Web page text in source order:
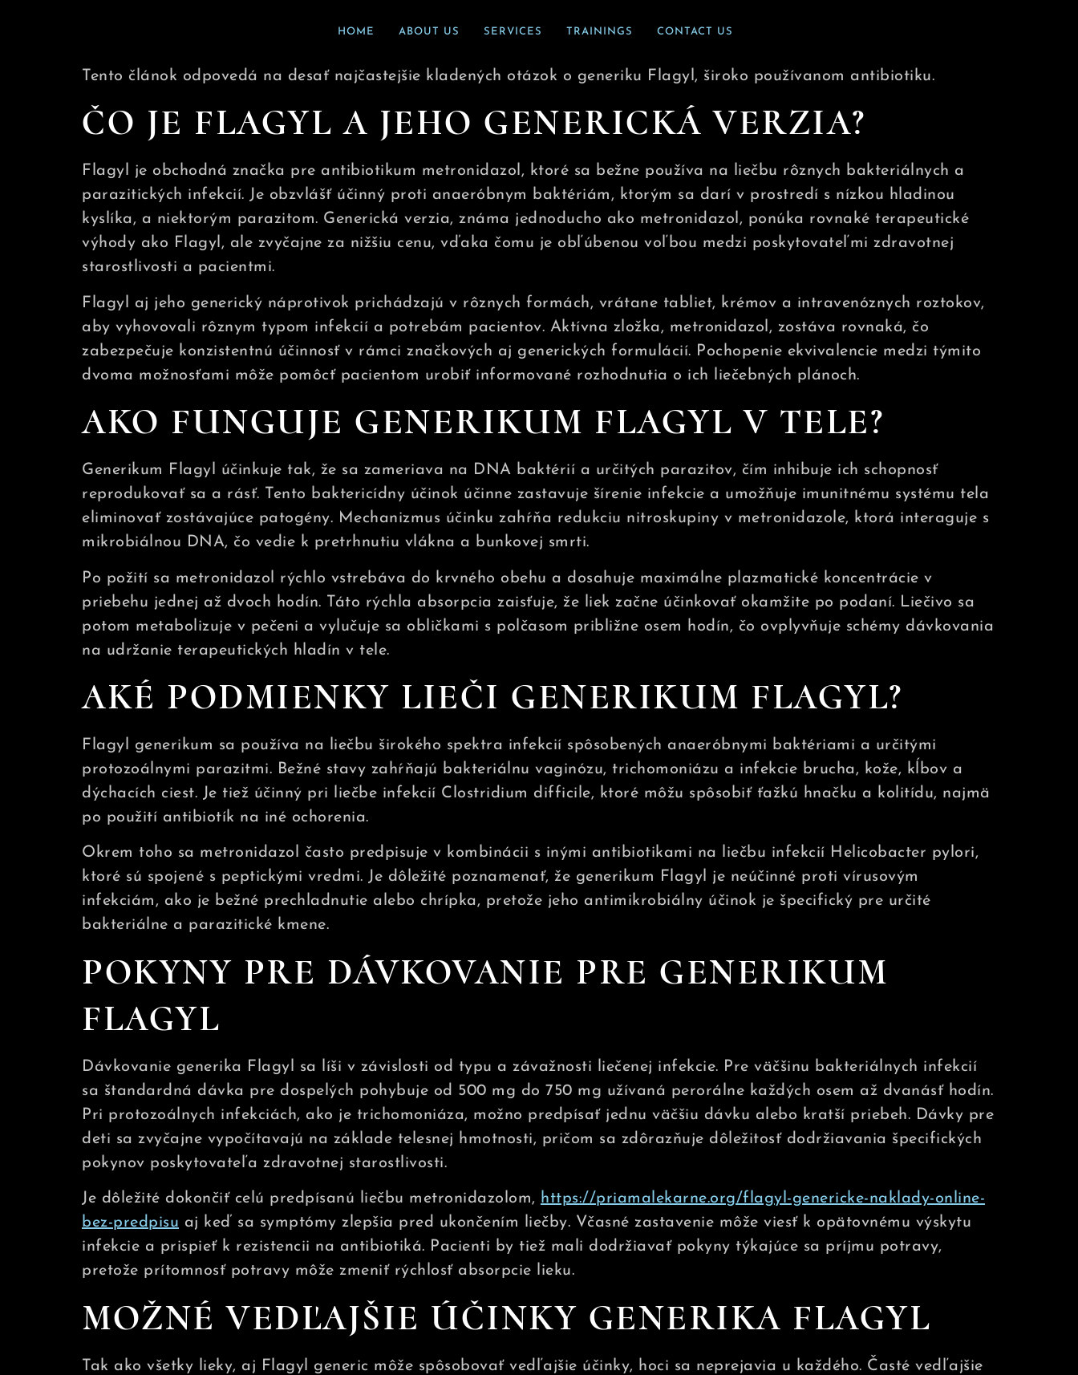
HOME ABOUT US SERVICES TRAININGS CONTACT US
Tento článok odpovedá na desať najčastejšie kladených otázok o generiku Flagyl, široko používanom antibiotiku.
ČO JE FLAGYL A JEHO GENERICKÁ VERZIA?
Flagyl je obchodná značka pre antibiotikum metronidazol, ktoré sa bežne používa na liečbu rôznych bakteriálnych a
parazitických infekcií. Je obzvlášť účinný proti anaeróbnym baktériám, ktorým sa darí v prostredí s nízkou hladinou
kyslíka, a niektorým parazitom. Generická verzia, známa jednoducho ako metronidazol, ponúka rovnaké terapeutické
výhody ako Flagyl, ale zvyčajne za nižšiu cenu, vďaka čomu je obľúbenou voľbou medzi poskytovateľmi zdravotnej
starostlivosti a pacientmi.
Flagyl aj jeho generický náprotivok prichádzajú v rôznych formách, vrátane tabliet, krémov a intravenóznych roztokov,
aby vyhovovali rôznym typom infekcií a potrebám pacientov. Aktívna zložka, metronidazol, zostáva rovnaká, čo
zabezpečuje konzistentnú účinnosť v rámci značkových aj generických formulácií. Pochopenie ekvivalencie medzi týmito
dvoma možnosťami môže pomôcť pacientom urobiť informované rozhodnutia o ich liečebných plánoch.
AKO FUNGUJE GENERIKUM FLAGYL V TELE?
Generikum Flagyl účinkuje tak, že sa zameriava na DNA baktérií a určitých parazitov, čím inhibuje ich schopnosť
reprodukovať sa a rásť. Tento baktericídny účinok účinne zastavuje šírenie infekcie a umožňuje imunitnému systému tela
eliminovať zostávajúce patogény. Mechanizmus účinku zahŕňa redukciu nitroskupiny v metronidazole, ktorá interaguje s
mikrobiálnou DNA, čo vedie k pretrhnutiu vlákna a bunkovej smrti.
Po požití sa metronidazol rýchlo vstrebáva do krvného obehu a dosahuje maximálne plazmatické koncentrácie v
priebehu jednej až dvoch hodín. Táto rýchla absorpcia zaisťuje, že liek začne účinkovať okamžite po podaní. Liečivo sa
potom metabolizuje v pečeni a vylučuje sa obličkami s polčasom približne osem hodín, čo ovplyvňuje schémy dávkovania
na udržanie terapeutických hladín v tele.
AKÉ PODMIENKY LIEČI GENERIKUM FLAGYL?
Flagyl generikum sa používa na liečbu širokého spektra infekcií spôsobených anaeróbnymi baktériami a určitými
protozoálnymi parazitmi. Bežné stavy zahŕňajú bakteriálnu vaginózu, trichomoniázu a infekcie brucha, kože, kĺbov a
dýchacích ciest. Je tiež účinný pri liečbe infekcií Clostridium difficile, ktoré môžu spôsobiť ťažkú ​​hnačku a kolitídu, najmä
po použití antibiotík na iné ochorenia.
Okrem toho sa metronidazol často predpisuje v kombinácii s inými antibiotikami na liečbu infekcií Helicobacter pylori,
ktoré sú spojené s peptickými vredmi. Je dôležité poznamenať, že generikum Flagyl je neúčinné proti vírusovým
infekciám, ako je bežné prechladnutie alebo chrípka, pretože jeho antimikrobiálny účinok je špecifický pre určité
bakteriálne a parazitické kmene.
POKYNY PRE DÁVKOVANIE PRE GENERIKUM
FLAGYL
Dávkovanie generika Flagyl sa líši v závislosti od typu a závažnosti liečenej infekcie. Pre väčšinu bakteriálnych infekcií
sa štandardná dávka pre dospelých pohybuje od 500 mg do 750 mg užívaná perorálne každých osem až dvanásť hodín.
Pri protozoálnych infekciách, ako je trichomoniáza, možno predpísať jednu väčšiu dávku alebo kratší priebeh. Dávky pre
deti sa zvyčajne vypočítavajú na základe telesnej hmotnosti, pričom sa zdôrazňuje dôležitosť dodržiavania špecifických
pokynov poskytovateľa zdravotnej starostlivosti.
Je dôležité dokončiť celú predpísanú liečbu metronidazolom, https://priamalekarne.org/flagyl-genericke-naklady-online-
bez-predpisu aj keď sa symptómy zlepšia pred ukončením liečby. Včasné zastavenie môže viesť k opätovnému výskytu
infekcie a prispieť k rezistencii na antibiotiká. Pacienti by tiež mali dodržiavať pokyny týkajúce sa príjmu potravy,
pretože prítomnosť potravy môže zmeniť rýchlosť absorpcie lieku.
MOŽNÉ VEDĽAJŠIE ÚČINKY GENERIKA FLAGYL
Tak ako všetky lieky, aj Flagyl generic môže spôsobovať vedľajšie účinky, hoci sa neprejavia u každého. Časté vedľajšie